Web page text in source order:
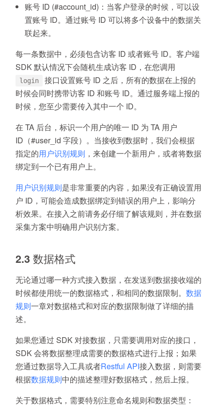
账号 ID (#account_id)：当客户登录的时候，可以设
置账号 ID。通过账号 ID 可以将多个设备中的数据关
联起来。
每一条数据中，必须包含访客 ID 或者账号 ID。客户端
SDK 默认情况下会随机生成访客 ID，在您调用
login
接口设置账号 ID 之后，所有的数据在上报的
时候会同时携带访客 ID 和账号 ID。通过服务端上报的
时候，您至少需要传入其中一个 ID。
在 TA 后台，标识一个用户的唯一 ID 为 TA 用户
ID（#user_id 字段）。当接收到数据时，我们会根据
指定的用户识别规则 ，来创建一个新用户，或者将数据
绑定到一个已有用户上。
用户识别规则是非常重要的内容，如果没有正确设置用
户 ID，可能会造成数据绑定到错误的用户上，影响分
析效果。在接入之前请务必仔细了解该规则，并在数据
采集方案中明确用户识别方案。
2.3 数据格式
无论通过哪一种方式接入数据，在发送到数据接收端的
时候都使用统一的数据格式，和相同的数据限制。 数据
规则一章对数据格式和对应的数据限制做了详细的描
述。
如果您通过 SDK 对接数据，只需要调用对应的接口，
SDK 会将数据整理成需要的数据格式进行上报；如果
您通过数据导入工具或者Restful API接入数据，则需要
根据数据规则中的描述整理好数据格式，然后上报。
关于数据格式，需要特别注意命名规则和数据类型：